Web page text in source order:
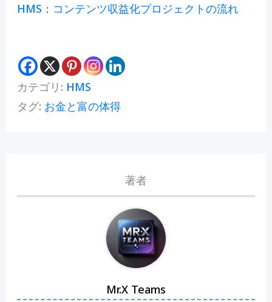
HMS：コンテンツ収益化プロジェクトの流れ
カテゴリ: HMS
タグ: お金と富の体得
著者
Mr.X Teams